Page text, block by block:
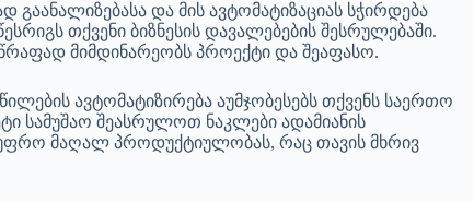
გაანალიზებასა და მის ავტომატიზაციას სჭირდება
თქვენი ბიზნესის დავალებების შესრულებაში.
მიმდინარეობს პროექტი და შეაფასო.
ავტომატიზირება აუმჯობესებს თქვენს საერთო
სამუშაო შეასრულოთ ნაკლები ადამიანის
მაღალ პროდუქტიულობას, რაც თავის მხრივ